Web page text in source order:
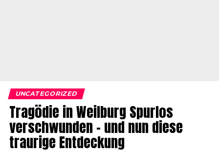
UNCATEGORIZED
Tragödie in Weilburg Spurlos
verschwunden – und nun diese
traurige Entdeckung